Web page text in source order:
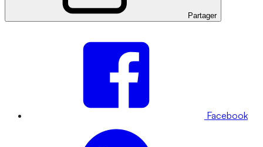
Partager
Facebook